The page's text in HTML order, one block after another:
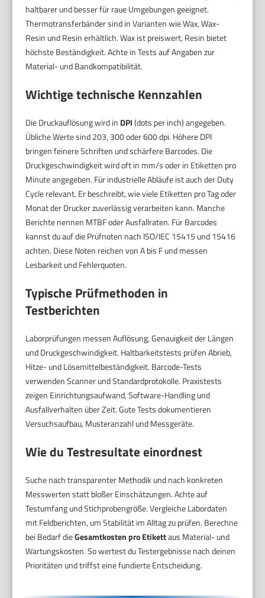
haltbarer und besser für raue Umgebungen geeignet.
Thermotransferbänder sind in Varianten wie Wax, Wax-
Resin und Resin erhältlich. Wax ist preiswert, Resin bietet
höchste Beständigkeit. Achte in Tests auf Angaben zur
Material- und Bandkompatibilität.
Wichtige technische Kennzahlen
Die Druckauflösung wird in DPI(dots per inch) angegeben.
Übliche Werte sind 203, 300 oder 600 dpi. Höhere DPI
bringen feinere Schriften und schärfere Barcodes. Die
Druckgeschwindigkeit wird oft in mm/s oder in Etiketten pro
Minute angegeben. Für industrielle Abläufe ist auch der Duty
Cycle relevant. Er beschreibt, wie viele Etiketten pro Tag oder
Monat der Drucker zuverlässig verarbeiten kann. Manche
Berichte nennen MTBF oder Ausfallraten. Für Barcodes
kannst du auf die Prüfnoten nach ISO/IEC 15415 und 15416
achten. Diese Noten reichen von A bis F und messen
Lesbarkeit und Fehlerquoten.
Typische Prüfmethoden in
Testberichten
Laborprüfungen messen Auflösung, Genauigkeit der Längen
und Druckgeschwindigkeit. Haltbarkeitstests prüfen Abrieb,
Hitze- und Lösemittelbeständigkeit. Barcode-Tests
verwenden Scanner und Standardprotokolle. Praxistests
zeigen Einrichtungsaufwand, Software-Handling und
Ausfallverhalten über Zeit. Gute Tests dokumentieren
Versuchsaufbau, Musteranzahl und Messgeräte.
Wie du Testresultate einordnest
Suche nach transparenter Methodik und nach konkreten
Messwerten statt bloßer Einschätzungen. Achte auf
Testumfang und Stichprobengröße. Vergleiche Labordaten
mit Feldberichten, um Stabilität im Alltag zu prüfen. Berechne
bei Bedarf dieGesamtkosten pro Etikettaus Material- und
Wartungskosten. So wertest du Testergebnisse nach deinen
Prioritäten und triffst eine fundierte Entscheidung.